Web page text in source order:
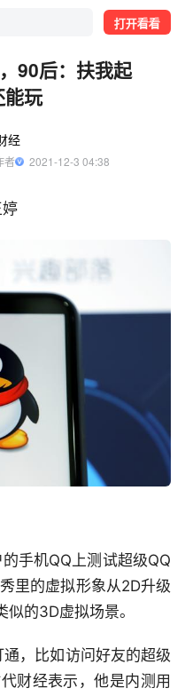
打开看看
90后：扶我起
玩
经
者
  2021-12-3 04:38
手机QQ上测试超级QQ
里的虚拟形象从2D升级
的3D虚拟场景。
，比如访问好友的超级
财经表示，他是内测用